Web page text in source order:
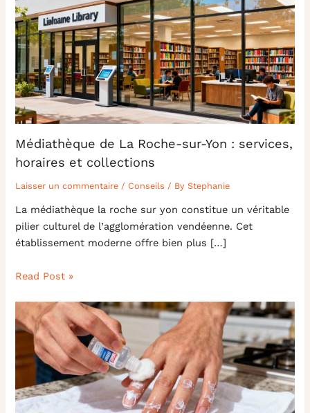
Médiathèque de La Roche-sur-Yon : services,
horaires et collections
Laisser un commentaire / Conseils / ByStephanie
La médiathèque la roche sur yon constitue un véritable
pilier culturel de l’agglomération vendéenne. Cet
établissement moderne offre bien plus […]
Read Post »